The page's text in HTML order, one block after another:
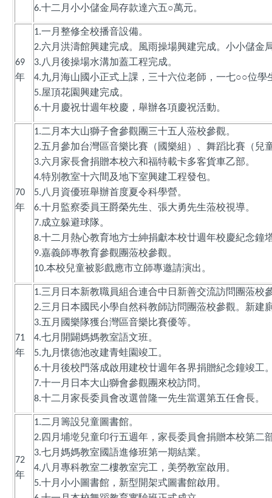
6.十二月小小儲金局存款達六五○萬元。
69
年
1.一月整修全校播音設備。
2.六月洪濤館興建完成。風雨操場興建完成。小小儲金
3.八月後操場水溝加蓋工程完成。
4.九月海山國小正式上課，三十六位老師，一七○○位學
5.屋頂花園興建完成。
6.十月慶祝廿週年校慶，舉辦各項慶祝活動。
70
年
1.二月本大山獅子會參觀團三十五人蒞校參觀。
2.五月參加台灣區音樂比賽（國樂組）、舞蹈比賽（兒
3.六月家長會捐贈本校六和福特載卡多客貨車乙部。
4.特別教室十六間及地下室興建工程發包。
5.八月資優班舉辦首度夏令科學營。
6.十月監察委員王爵榮先生、張大勇先生蒞校視導。
7.成立躲避球隊。
8.十二月熱心教育地方士紳捐獻本校廿週年校慶紀念鐘
9.嘉義師專教育參觀團蒞校參觀。
10.本校兒童被影戲應市立師專邀請演出。
71
年
1.三月日本新教職員組合連合中日新善交流訪問團蒞校
2.三月日本國民小學自然科教師訪問團蒞校參觀。新建
3.五月國樂隊獲台灣區音樂比賽優等。
4.七月開闢媽媽教室語文班。
5.九月懷德池改建青蛙園竣工。
6.十月後校門落成啟用建校廿週年各界捐贈紀念鐘竣工
7.十一月日本大山獅會參觀團來校訪問。
8.十二月家長委員會改選曾隆一先生當選第五任會長。
72
年
1.二月籌設兒童圖書館。
2. 四月埔墘兒童印行五週年，家長委員會捐贈本校第二
3.七月媽媽教室國語進修班第一期結業。
4.八月專科教室二樓教室完工，美勞教室啟用。
5.十月小小圖書館，新型開架式圖書館啟用。